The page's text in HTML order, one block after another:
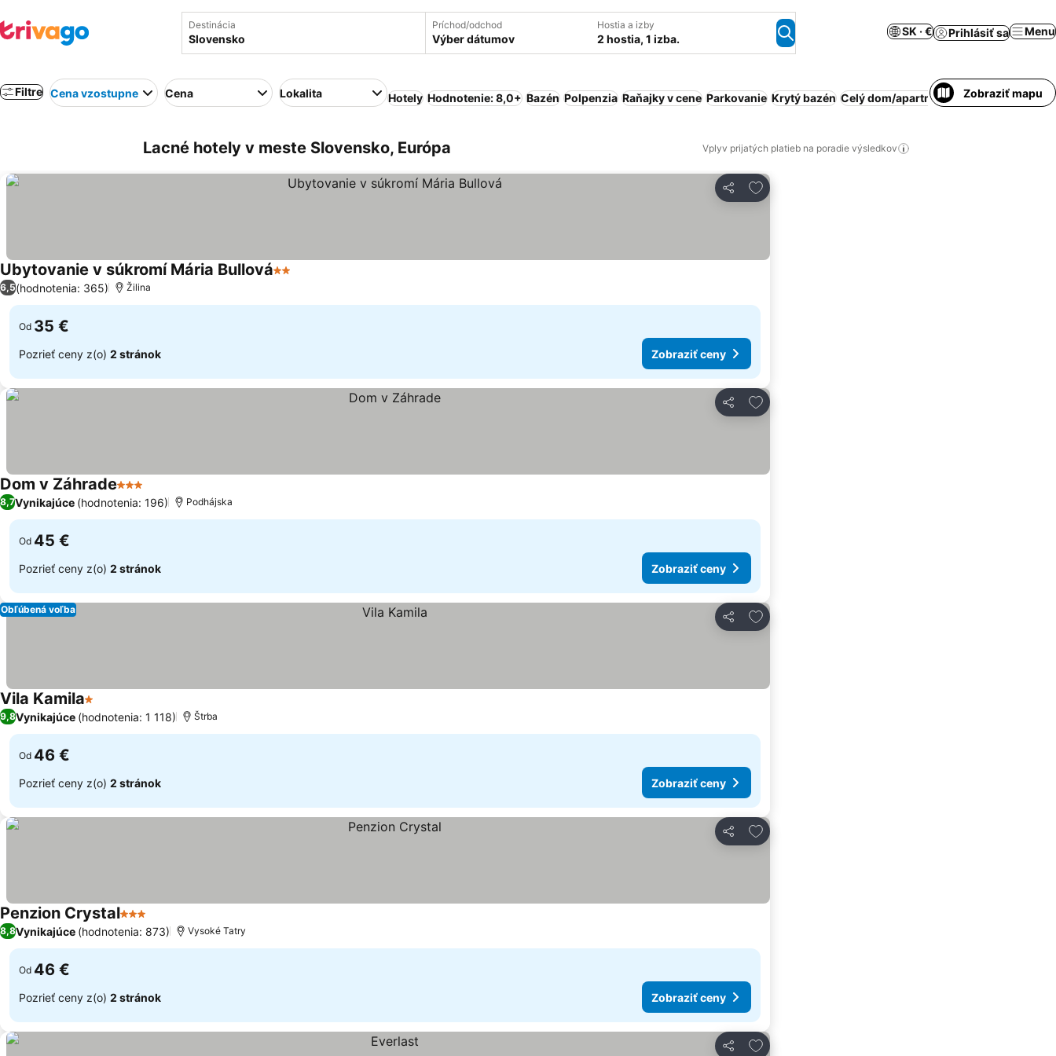
Destinácia Príchod/odchod
Výber dátumov
Hostia a izby
2 hostia, 1 izba.
SK · € Prihlásiť sa Menu
Filtre Cena vzostupne Cena Lokalita Hotely Hodnotenie: 8,0+ Bazén Polpenzia Raňajky v cene Parkovanie Krytý bazén Celý dom/apartmán Obsluhovaný
Zobraziť mapu
Lacné hotely v meste Slovensko, Európa Vplyv prijatých platieb na poradie výsledkov
Zdieľať
Pridať do obľúbených
Ubytovanie v súkromí Mária Bullová2 Počet hviezdičiek
6,5(hodnotenia: 365) Žilina
Od 35 €
Pozrieť ceny z(o) 2 stránok Zobraziť ceny
Zdieľať
Pridať do obľúbených
Dom v Záhrade3 Počet hviezdičiek
8,7Vynikajúce (hodnotenia: 196) Podhájska
Od 45 €
Pozrieť ceny z(o) 2 stránok Zobraziť ceny
Zdieľať
Pridať do obľúbených
Obľúbená voľba
Vila Kamila1 Počet hviezdičiek
9,8Vynikajúce (hodnotenia: 1 118) Štrba
Od 46 €
Pozrieť ceny z(o) 2 stránok Zobraziť ceny
Zdieľať
Pridať do obľúbených
Penzion Crystal3 Počet hviezdičiek
8,8Vynikajúce (hodnotenia: 873) Vysoké Tatry
Od 46 €
Pozrieť ceny z(o) 2 stránok Zobraziť ceny
Zdieľať
Pridať do obľúbených